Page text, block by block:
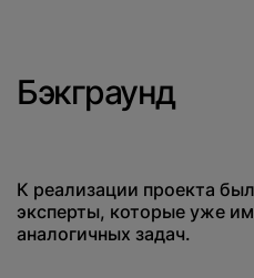
Бэкграунд
К реализации проекта
эксперты, которые уже
аналогичных задач.